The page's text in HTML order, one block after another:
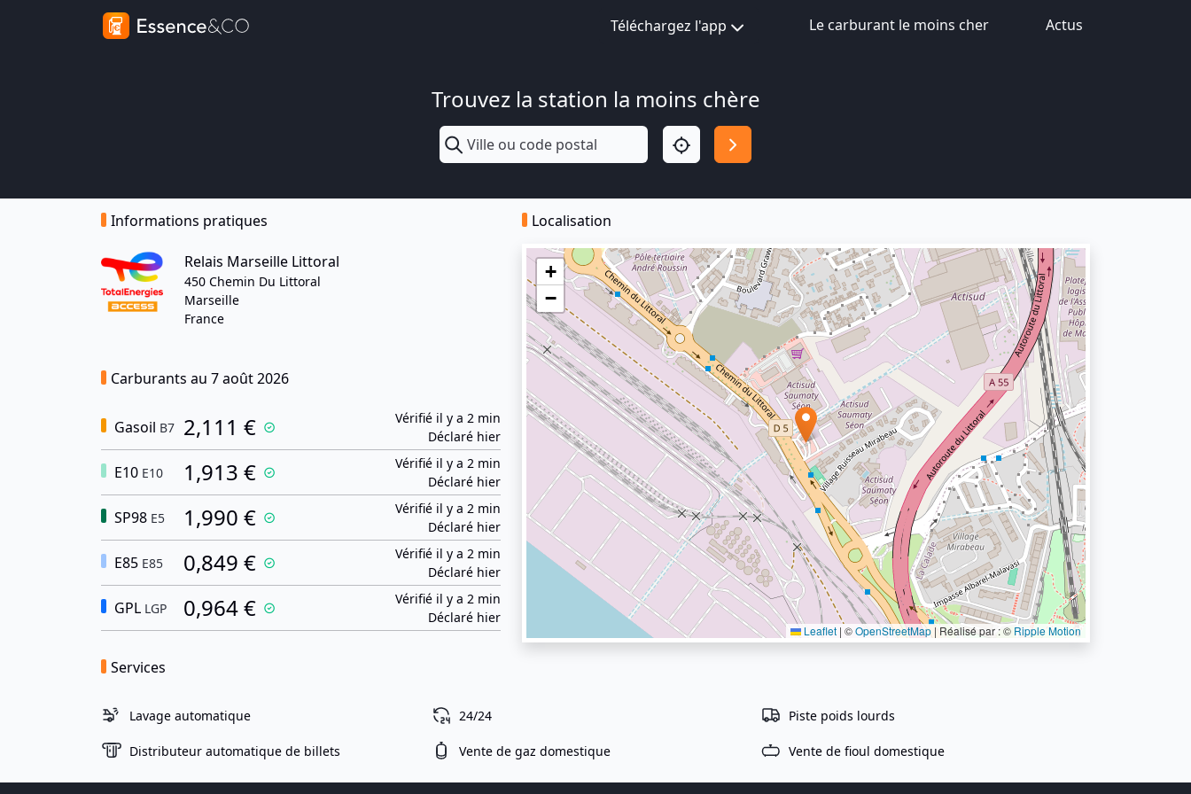
Téléchargez l'app Le carburant le moins cher Actus
Trouvez la station la moins chère
Informations pratiques
Relais Marseille Littoral
450 Chemin Du Littoral
Marseille
France
Carburants au 7 août 2026
Gasoil B7 2,111 €
Vérifié il y a 2 min
Déclaré hier
E10 E10 1,913 €
Vérifié il y a 2 min
Déclaré hier
SP98 E5 1,990 €
Vérifié il y a 2 min
Déclaré hier
E85 E85 0,849 €
Vérifié il y a 2 min
Déclaré hier
GPL LGP 0,964 €
Vérifié il y a 2 min
Déclaré hier
Localisation
+
−
Leaflet | ©OpenStreetMap | Réalisé par : © Ripple Motion
Services
Lavage automatique 24/24 Piste poids lourds
Distributeur automatique de billets Vente de gaz domestique Vente de fioul domestique